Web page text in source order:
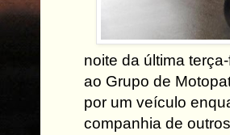
noite da última
ao Grupo de
por um veículo
companhia de